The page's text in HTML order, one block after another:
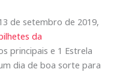
de setembro de 2019,
da
principais e 1 Estrela
dia de boa sorte para